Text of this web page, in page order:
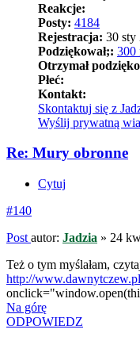
Reakcje:
Posty: 4184
Rejestracja: 30 sty
Podziękował;: 300
Otrzymał
Płeć:
Kontakt:
Skontaktuj się z
Wyślij prywatną
Re: Mury obronne
Cytuj
#140
Post autor: Jadzia » 24
Też o tym myślałam,
http://
Na górę
ODPOWIEDZ